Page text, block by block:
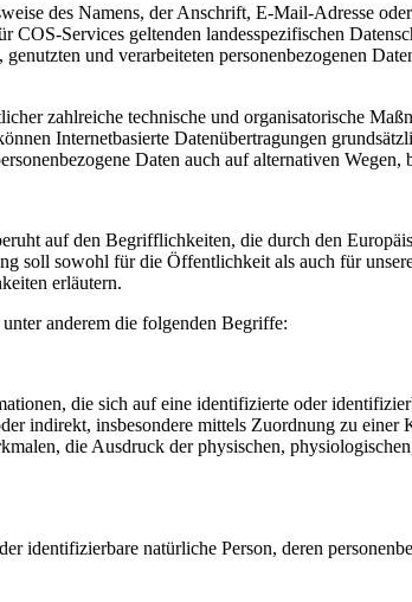
des Namens, der Anschrift, E-Mail-Adresse
Services geltenden landesspezifischen
und verarbeiteten personenbezogenen
zahlreiche technische und organisatorische
Internetbasierte Datenübertragungen
Daten auch auf alternativen
auf den Begrifflichkeiten, die durch den
soll sowohl für die Öffentlichkeit als auch für
erläutern.
anderem die folgenden Begriffe:
die sich auf eine identifizierte oder
indirekt, insbesondere mittels Zuordnung zu
die Ausdruck der physischen,
identifizierbare natürliche Person, deren